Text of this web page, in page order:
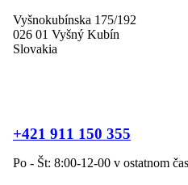
Vyšnokubínska 175/192
026 01 Vyšný Kubín
Slovakia
+421 911 150 355
Po - Št: 8:00-12-00 v ostatnom